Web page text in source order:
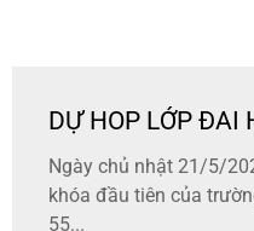
DỰ HOP LỚP ĐAI
Ngày chủ nhật 21/5/
khóa đầu tiên của
55...